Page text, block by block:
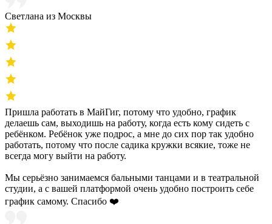
Светлана из Москвы
Пришла работать в МайГиг, потому что удобно, график
делаешь сам, выходишь на работу, когда есть кому сидеть с
ребёнком. Ребёнок уже подрос, а мне до сих пор так удобно
работать, потому что после садика кружки всякие, тоже не
всегда могу выйти на работу.
Мы серьёзно занимаемся бальными танцами и в театральной
студии, а с вашей платформой очень удобно построить себе
график самому. Спасибо ❤️